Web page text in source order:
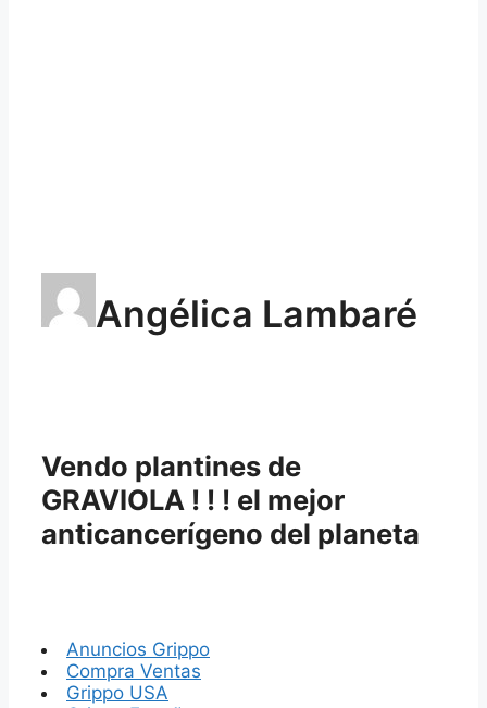
Angélica Lambaré
Vendo plantines de
GRAVIOLA ! ! ! el mejor
anticancerígeno del planeta
Anuncios Grippo
Compra Ventas
Grippo USA